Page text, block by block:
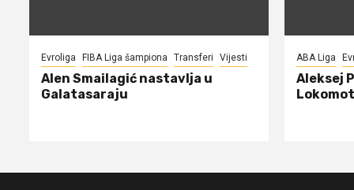
Evroliga FIBA Liga šampiona Transferi Vijesti
Alen Smailagić nastavlja u
Galatasaraju
ABA Liga
Aleksej